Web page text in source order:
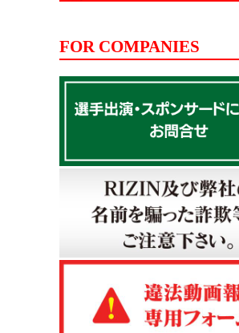
FOR COMPANIES